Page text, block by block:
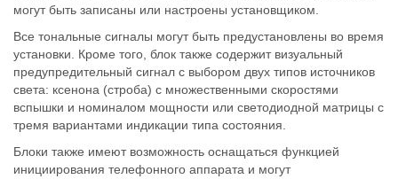
могут быть записаны или настроены установщиком.
Все тональные сигналы могут быть предустановлены во время
установки. Кроме того, блок также содержит визуальный
предупредительный сигнал с выбором двух типов источников
света: ксенона (строба) с множественными скоростями
вспышки и номиналом мощности или светодиодной матрицы с
тремя вариантами индикации типа состояния.
Блоки также имеют возможность оснащаться функцией
инициирования телефонного аппарата и могут